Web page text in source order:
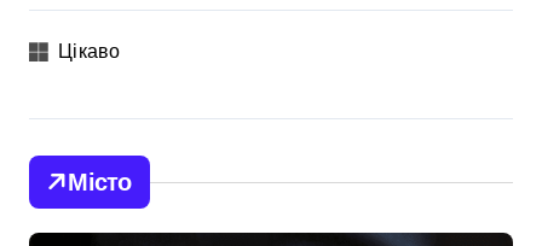
Цікаво
Місто